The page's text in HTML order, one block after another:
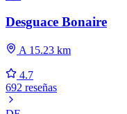
Desguace Bonaire
A 15.23 km
4.7
692 reseñas